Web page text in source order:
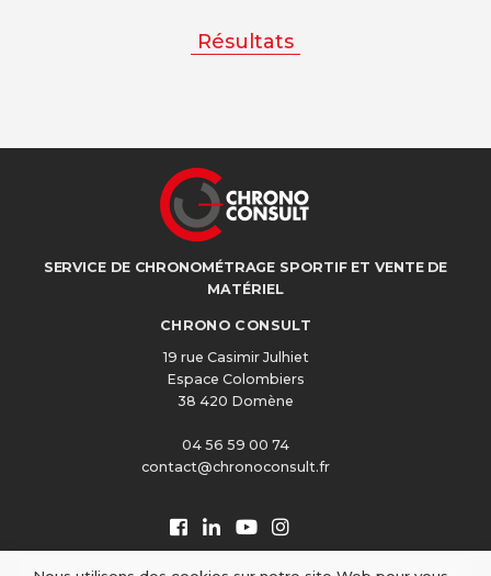
Résultats
SERVICE DE CHRONOMÉTRAGE SPORTIF ET VENTE DE
MATÉRIEL
CHRONO CONSULT
19 rue Casimir Julhiet
Espace Colombiers
38 420 Domène
04 56 59 00 74
contact@chronoconsult.fr